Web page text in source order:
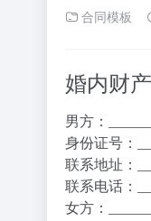
合同模板
婚内财
男方：
身份证号：
联系地址：
联系电话：
女方：